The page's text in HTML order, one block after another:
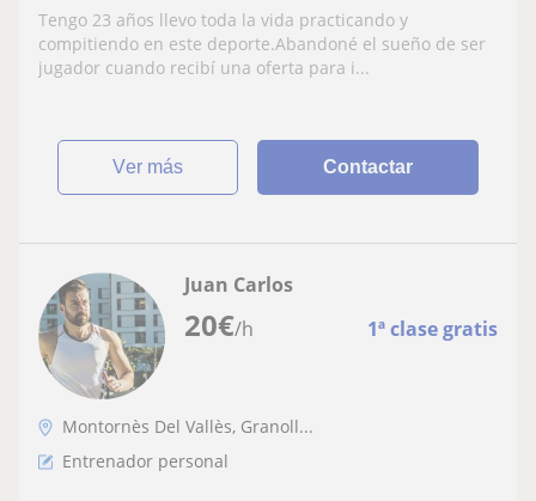
Tengo 23 años llevo toda la vida practicando y
compitiendo en este deporte.Abandoné el sueño de ser
jugador cuando recibí una oferta para i...
ver más Contactar
20€/h 1ª clase gratis
Juan Carlos
Montornès Del Vallès, Granoll...
Entrenador personal